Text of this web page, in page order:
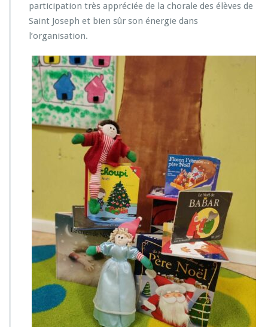
participation très appréciée de la chorale des élèves de
Saint Joseph et bien sûr son énergie dans
l’organisation.